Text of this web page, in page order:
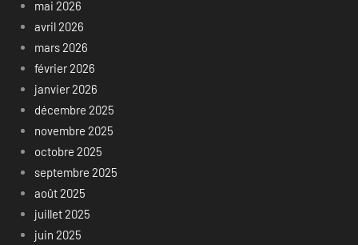
mai 2026
avril 2026
mars 2026
février 2026
janvier 2026
décembre 2025
novembre 2025
octobre 2025
septembre 2025
août 2025
juillet 2025
juin 2025